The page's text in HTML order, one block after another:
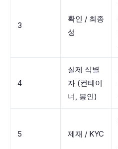
3
확인 / 최종
성
4
실제 식별
자 (컨테이
너, 봉인)
5 제재 / KYC